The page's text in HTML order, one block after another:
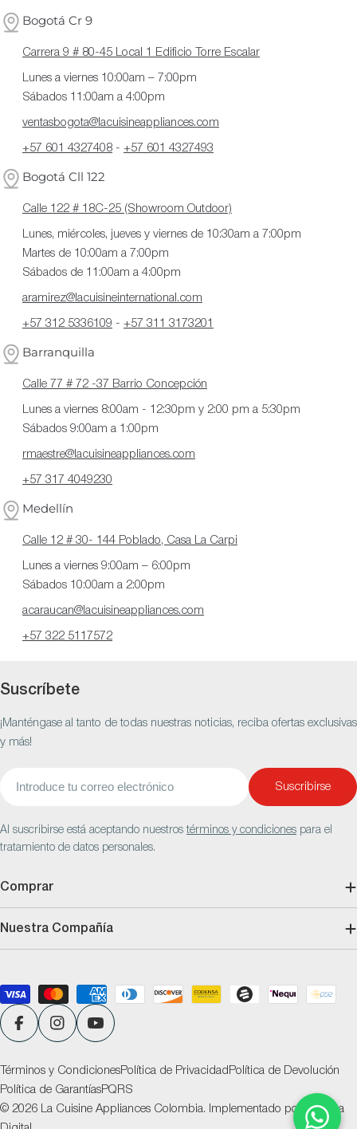
Bogotá Cr 9
Carrera 9 # 80-45 Local 1 Edificio Torre Escalar
Lunes a viernes 10:00am – 7:00pm
Sábados 11:00am a 4:00pm
ventasbogota@lacuisineappliances.com
+57 601 4327408 - +57 601 4327493
Bogotá Cll 122
Calle 122 # 18C-25 (Showroom Outdoor)
Lunes, miércoles, jueves y viernes de 10:30am a 7:00pm
Martes de 10:00am a 7:00pm
Sábados de 11:00am a 4:00pm
aramirez@lacuisineinternational.com
+57 312 5336109 - +57 311 3173201
Barranquilla
Calle 77 # 72 -37 Barrio Concepción
Lunes a viernes 8:00am - 12:30pm y 2:00 pm a 5:30pm
Sábados 9:00am a 1:00pm
rmaestre@lacuisineappliances.com
+57 317 4049230
Medellín
Calle 12 # 30- 144 Poblado, Casa La Carpi
Lunes a viernes 9:00am – 6:00pm
Sábados 10:00am a 2:00pm
acaraucan@lacuisineappliances.com
+57 322 5117572
Suscríbete
¡Manténgase al tanto de todas nuestras noticias, reciba ofertas exclusivas
y más!
Suscribirse
Al suscribirse está aceptando nuestrostérminos y condiciones para el
tratamiento de datos personales.
Comprar
Nuestra Compañía
Métodos
de
pagoFacebookInstagramYouTube
© 2026 La Cuisine Appliances Colombia. Implementado por Ventana
Términos y CondicionesPolítica de Privacidad Política de Devolución
Política de GarantíasPQRS